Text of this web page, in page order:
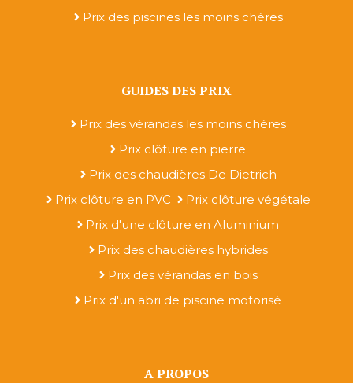
Prix des piscines les moins chères
GUIDES DES PRIX
Prix des vérandas les moins chères
Prix clôture en pierre
Prix des chaudières De Dietrich
Prix clôture en PVC
Prix clôture végétale
Prix d'une clôture en Aluminium
Prix des chaudières hybrides
Prix des vérandas en bois
Prix d'un abri de piscine motorisé
A PROPOS